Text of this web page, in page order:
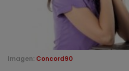
Imagen: Concord90